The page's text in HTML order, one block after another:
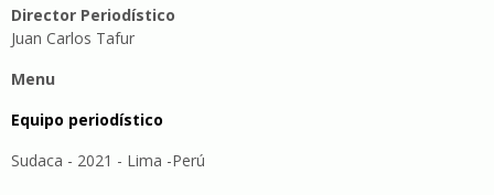
Director Periodístico
Juan Carlos Tafur
Menu
Equipo periodístico
Sudaca - 2021 - Lima -Perú